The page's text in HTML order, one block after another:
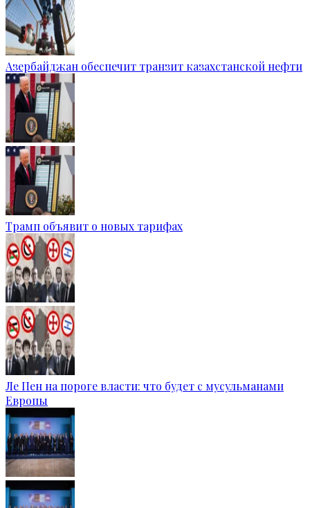
Азербайджан обеспечит транзит казахстанской нефти
Трамп объявит о новых тарифах
Ле Пен на пороге власти: что будет с мусульманами
Европы